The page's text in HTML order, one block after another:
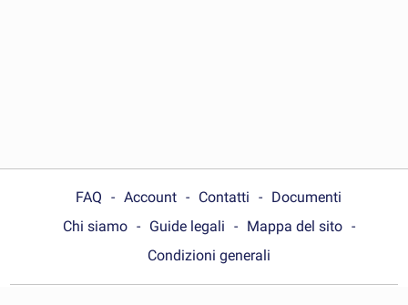
FAQ Account Contatti
Documenti
Chi siamo
Guide legali
Mappa del sito
Condizioni generali